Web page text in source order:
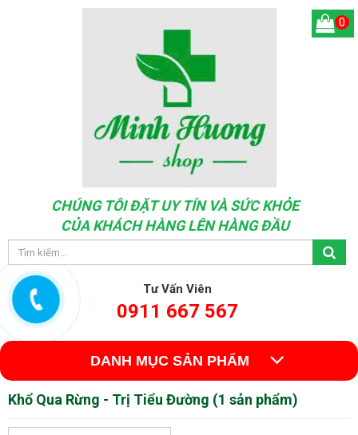
CHÚNG TÔI ĐẶT UY TÍN VÀ SỨC KHỎE
CỦA KHÁCH HÀNG LÊN HÀNG ĐẦU
Tư Vấn Viên
0911 667 567
0
DANH MỤC SẢN PHẨM
Khổ Qua Rừng - Trị Tiểu Đường (1 sản phẩm)